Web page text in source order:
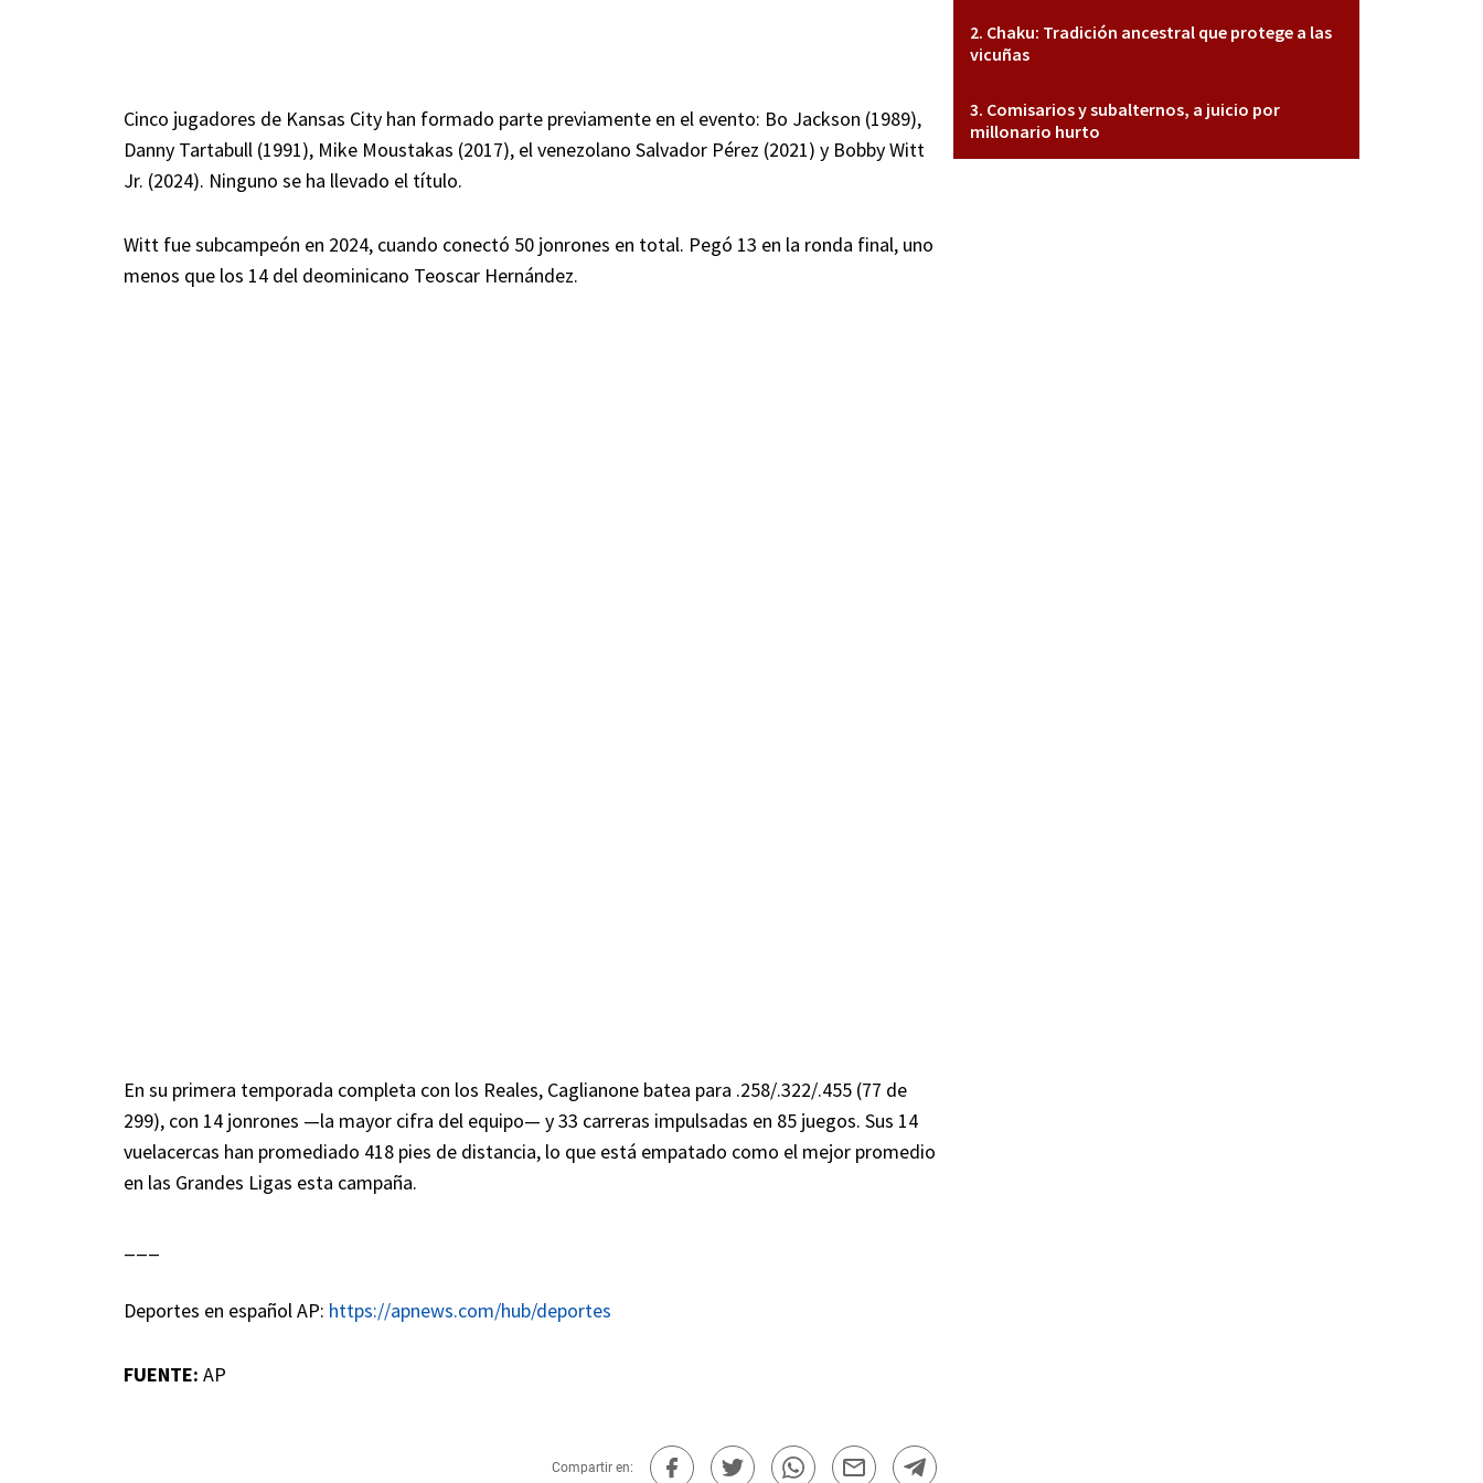
Cinco jugadores de Kansas City han formado parte previamente en el evento: Bo Jackson (1989),
Danny Tartabull (1991), Mike Moustakas (2017), el venezolano Salvador Pérez (2021) y Bobby Witt
Jr. (2024). Ninguno se ha llevado el título.
Witt fue subcampeón en 2024, cuando conectó 50 jonrones en total. Pegó 13 en la ronda final, uno
menos que los 14 del deominicano Teoscar Hernández.
En su primera temporada completa con los Reales, Caglianone batea para .258/.322/.455 (77 de
299), con 14 jonrones —la mayor cifra del equipo— y 33 carreras impulsadas en 85 juegos. Sus 14
vuelacercas han promediado 418 pies de distancia, lo que está empatado como el mejor promedio
en las Grandes Ligas esta campaña.
Deportes en español AP: https://apnews.com/hub/deportes
FUENTE: AP
Compartir en:
Chaku: Tradición ancestral que protege a las
vicuñas
Comisarios y subalternos, a juicio por
millonario hurto